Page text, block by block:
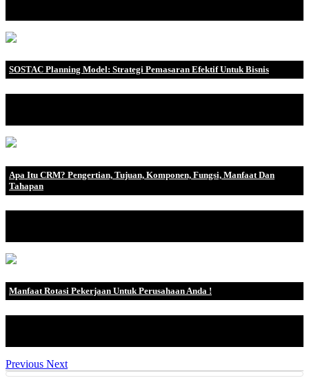
SOSTAC Planning Model: Strategi Pemasaran Efektif Untuk Bisnis
Apa Itu CRM? Pengertian, Tujuan, Komponen, Fungsi, Manfaat Dan
Tahapan
Manfaat Rotasi Pekerjaan Untuk Perusahaan Anda !
Previous Next